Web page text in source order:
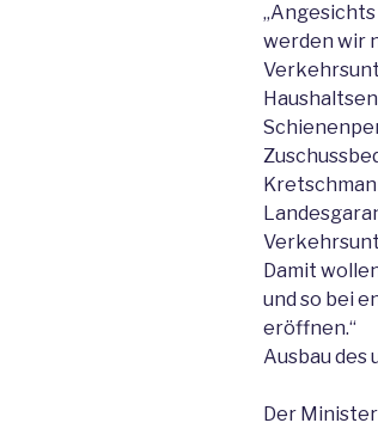
werden wir
Damit
und so bei
eröffnen.“
Ausbau
Der